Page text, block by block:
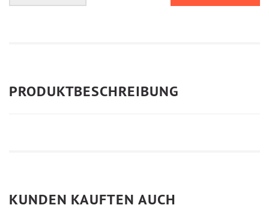
PRODUKTBESCHREIBUNG
KUNDEN KAUFTEN AUCH